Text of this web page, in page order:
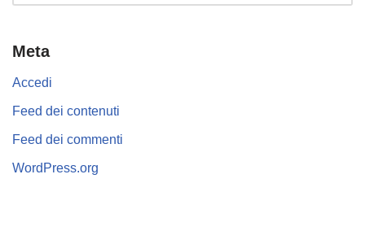
Meta
Accedi
Feed dei contenuti
Feed dei commenti
WordPress.org